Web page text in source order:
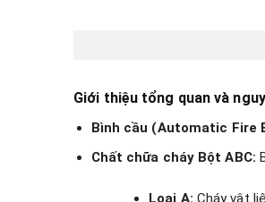
Giới thiệu tổng quan và
Bình cầu (Automatic Fire
Chất chữa cháy Bột ABC:
Loại A: Cháy vật